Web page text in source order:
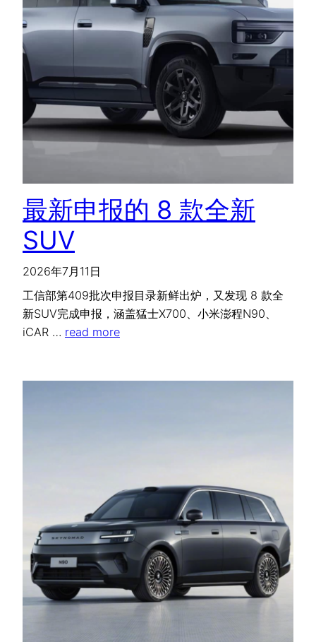
最新申报的 8 款全新
SUV
2026年7月11日
工信部第409批次申报目录新鲜出炉，又发现 8 款全
新SUV完成申报，涵盖猛士X700、小米澎程N90、
iCAR … read more